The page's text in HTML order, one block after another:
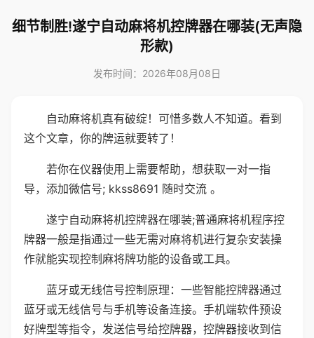
细节制胜!遂宁自动麻将机控牌器在哪装(无声隐
形款)
发布时间：2026年08月08日
自动麻将机真有破绽！可惜多数人不知道。看到
这个文章，你的牌运就要转了！
若你在仪器使用上需要帮助，想获取一对一指
导，添加微信号; kkss8691 随时交流 。
遂宁自动麻将机控牌器在哪装;普通麻将机程序控
牌器一般是指通过一些无需对麻将机进行复杂安装操
作就能实现控制麻将牌功能的设备或工具。
蓝牙或无线信号控制原理：一些智能控牌器通过
蓝牙或无线信号与手机等设备连接。手机端软件预设
好牌型等指令，发送信号给控牌器，控牌器接收到信